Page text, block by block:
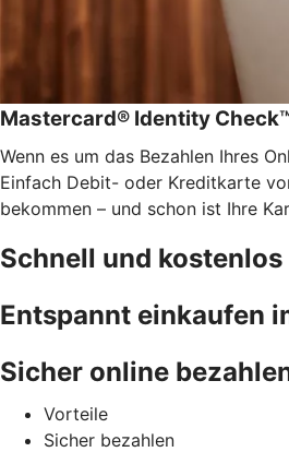
Mastercard® Identity
Wenn es um das Bezahlen Ihres
Einfach Debit- oder Kreditkarte
bekommen – und schon ist Ihre
Schnell und
Entspannt einkaufen
Sicher online
Vorteile
Sicher bezahlen